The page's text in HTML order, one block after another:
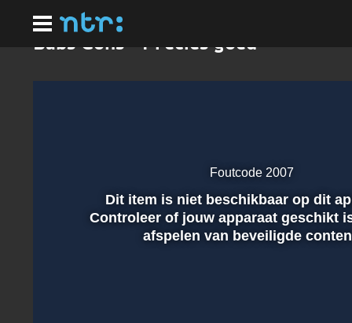
hoofdinhoud
Babs Gons - Precies goed
Afspelen
Foutcode 2007
Dit item is niet beschikbaar op dit
Controleer of jouw apparaat geschikt
afspelen van beveiligde